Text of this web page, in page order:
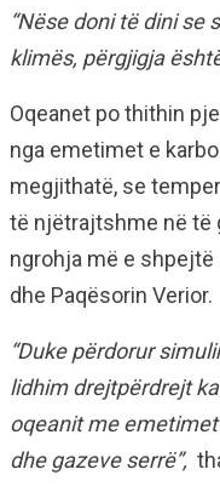
“Nëse doni të dini se
klimës, përgjigja
Oqeanet po thithin
nga emetimet e
megjithatë, se
të njëtrajtshme në të
ngrohja më e shpejtë
dhe Paqësorin Verior.
“Duke përdorur
lidhim drejtpërdrejt
oqeanit me
dhe gazeve serrë”,